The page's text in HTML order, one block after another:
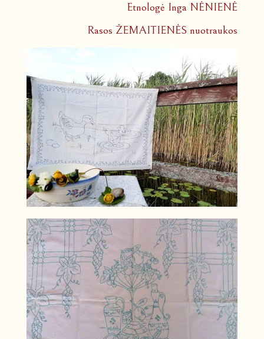
Etnologė Inga NĖNIENĖ
Rasos ŽEMAITIENĖS nuotraukos